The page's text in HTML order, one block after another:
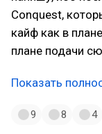
Conquest,
кайф как в
плане подачи
Показать
9 8 4